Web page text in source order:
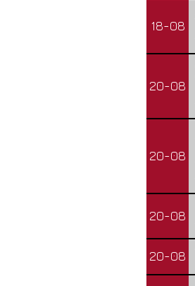
18-08
20-08
20-08
20-08
20-08